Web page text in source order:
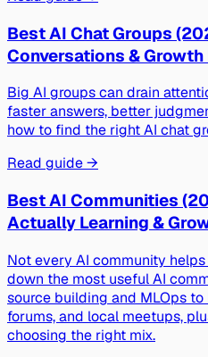
Best AI Chat Groups
Conversations & Growth
Big AI groups can drain
faster answers, better
how to find the right AI chat
Read guide →
Best AI Communities
Actually Learning &
Not every AI community
down the most useful AI
source building and MLOps
forums, and local meetups,
choosing the right mix.